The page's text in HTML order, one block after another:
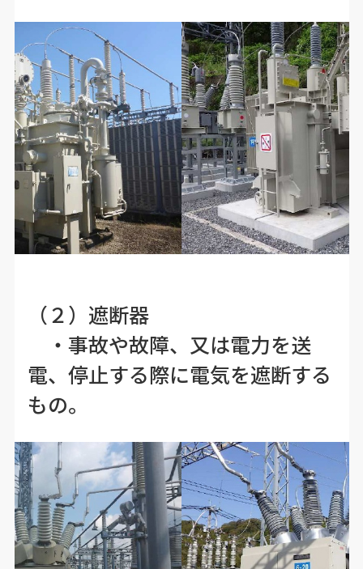
（２）遮断器
・事故や故障、又は電力を送
電、停止する際に電気を遮断する
もの。